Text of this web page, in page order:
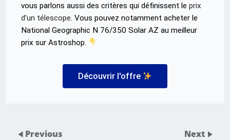
vous parlons aussi des critères qui définissent le prix
d’un télescope . Vous pouvez notamment acheter le
National Geographic N 76/350 Solar AZ au meilleur
prix sur Astroshop.
Découvrir l'offre
Previous Next